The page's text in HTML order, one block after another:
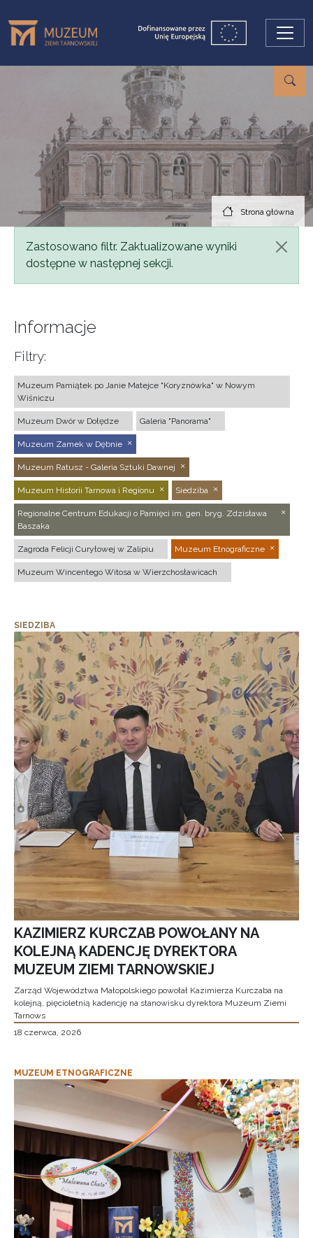
Strona główna
Komunikat
Zastosowano filtr. Zaktualizowane wyniki
dostępne w następnej sekcji.
Informacje
Filtry:
Muzeum Pamiątek po Janie Matejce "Koryznówka" w Nowym
Wiśniczu
Muzeum Dwór w Dołędze Galeria "Panorama"
Muzeum Zamek w Dębnie
Muzeum Ratusz - Galeria Sztuki Dawnej
Muzeum Historii Tarnowa i Regionu Siedziba
Regionalne Centrum Edukacji o Pamięci im. gen. bryg. Zdzisława
Baszaka
Zagroda Felicji Curyłowej w Zalipiu Muzeum Etnograficzne
Muzeum Wincentego Witosa w Wierzchosławicach
SIEDZIBA
KAZIMIERZ KURCZAB POWOŁANY NA
KOLEJNĄ KADENCJĘ DYREKTORA
MUZEUM ZIEMI TARNOWSKIEJ
Zarząd Województwa Małopolskiego powołał Kazimierza Kurczaba na
kolejną, pięcioletnią kadencję na stanowisku dyrektora Muzeum Ziemi
Tarnows
18 czerwca, 2026
MUZEUM ETNOGRAFICZNE